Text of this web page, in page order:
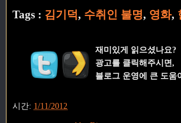
Tags : 김기덕, 수취인 불명, 영화,
재미있게 읽으셨나요?
광고를 클릭해주시면,
블로그 운영에 큰 도움
시간: 1/11/2012